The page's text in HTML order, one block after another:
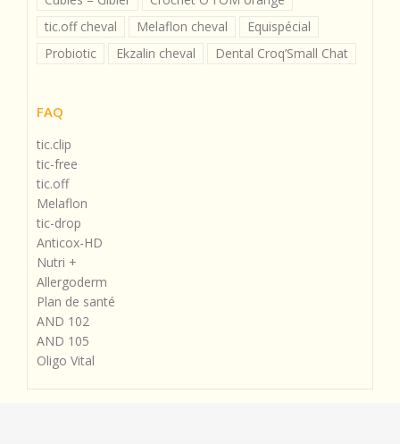
tic.off cheval
Melaflon cheval
Equispécial
Probiotic
Ekzalin cheval Dental Croq’Small Chat
FAQ
tic.clip
tic-free
tic.off
Melaflon
tic-drop
Anticox-HD
Nutri +
Allergoderm
Plan de santé
AND 102
AND 105
Oligo Vital